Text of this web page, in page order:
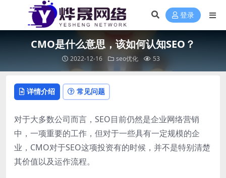
登录
CMO是什么意思，该如何认知SEO？
2022-12-16 seo优化 53
详情介绍 常见问题
对于大多数公司而言，SEO目前仍然是企业网络营销
中，一项重要的工作，但对于一些具有一定规模的企
业，CMO对于SEO这项投资有的时候，并不是特别清楚
其价值以及运作流程。